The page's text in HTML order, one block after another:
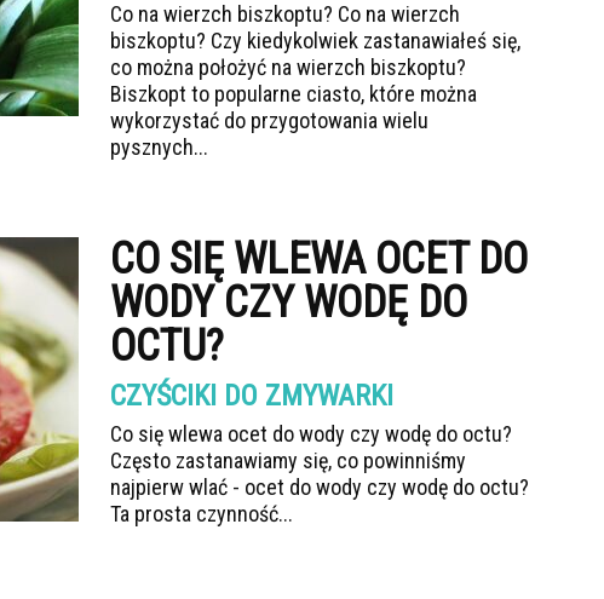
Co na wierzch biszkoptu? Co na wierzch
biszkoptu? Czy kiedykolwiek zastanawiałeś się,
co można położyć na wierzch biszkoptu?
Biszkopt to popularne ciasto, które można
wykorzystać do przygotowania wielu
pysznych...
CO SIĘ WLEWA OCET DO
WODY CZY WODĘ DO
OCTU?
CZYŚCIKI DO ZMYWARKI
Co się wlewa ocet do wody czy wodę do octu?
Często zastanawiamy się, co powinniśmy
najpierw wlać - ocet do wody czy wodę do octu?
Ta prosta czynność...